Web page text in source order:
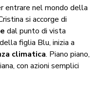
entrare nel mondo della
si accorge di
dal punto di vista
figlia Blu, inizia a
climatica. Piano piano,
con azioni semplici